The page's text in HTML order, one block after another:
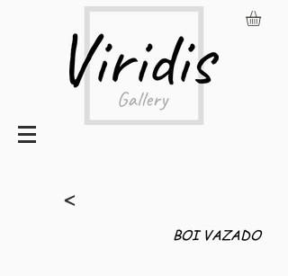
<
BOI VAZADO